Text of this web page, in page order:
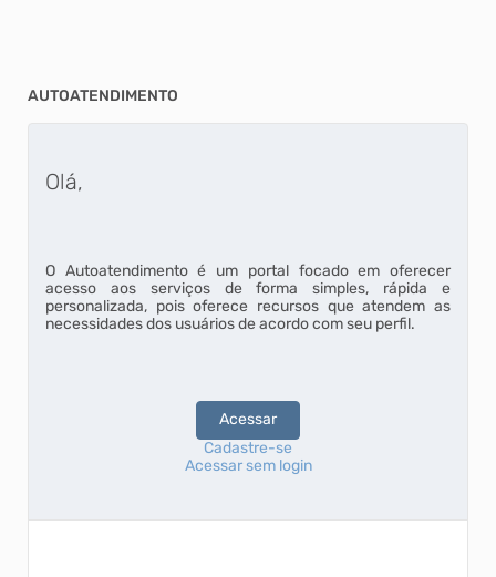
AUTOATENDIMENTO
Olá,
O Autoatendimento é um portal focado em oferecer
acesso aos serviços de forma simples, rápida e
personalizada, pois oferece recursos que atendem as
necessidades dos usuários de acordo com seu perfil.
Acessar
Cadastre-se
Acessar sem login